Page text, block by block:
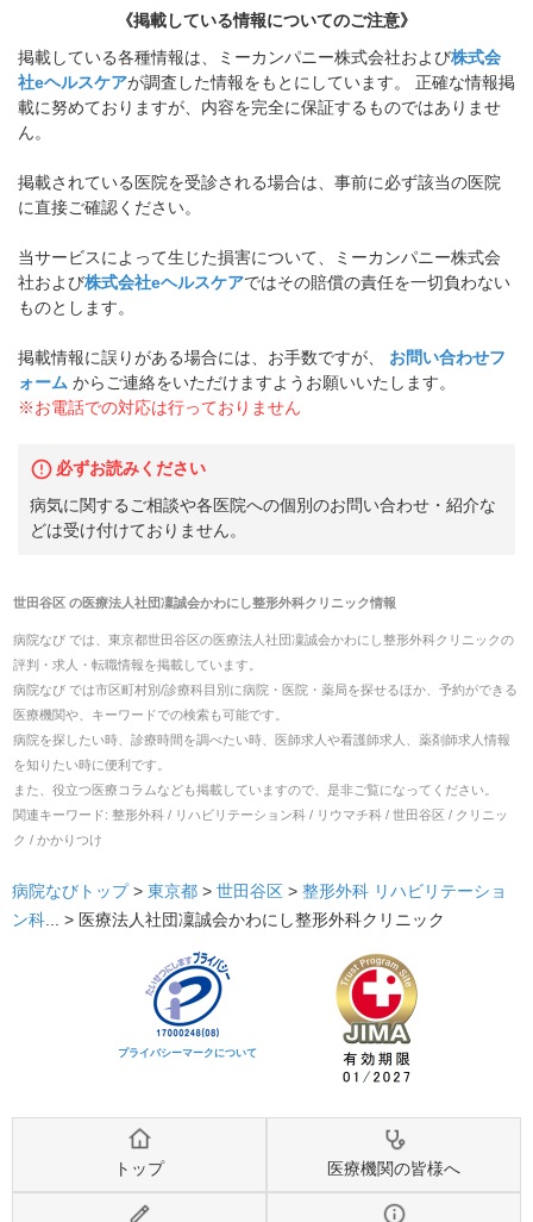
《掲載している情報についてのご注意》
掲載している各種情報は、ミーカンパニー株式会社および株式会
社eヘルスケアが調査した情報をもとにしています。 正確な情報掲
載に努めておりますが、内容を完全に保証するものではありませ
ん。
掲載されている医院を受診される場合は、事前に必ず該当の医院
に直接ご確認ください。
当サービスによって生じた損害について、ミーカンパニー株式会
社および株式会社eヘルスケアではその賠償の責任を一切負わない
ものとします。
掲載情報に誤りがある場合には、お手数ですが、
お問い合わせフ
ォーム からご連絡をいただけますようお願いいたします。
※お電話での対応は行っておりません
必ずお読みください
病気に関するご相談や各医院への個別のお問い合わせ・紹介な
どは受け付けておりません。
世田谷区の医療法人社団凜誠会かわにし整形外科クリニック情報
病院なび では、 東京都世田谷区の医療法人社団凜誠会かわにし整形外科クリニックの
評判・求人・転職情報を掲載しています。
病院なび では市区町村別/診療科目別に病院・医院・薬局を探せるほか、予約ができる
医療機関や、キーワードでの検索も可能です。
病院を探したい時、診療時間を調べたい時、医師求人や看護師求人、薬剤師求人情報
を知りたい時に便利です。
また、役立つ医療コラムなども掲載していますので、是非ご覧になってください。
関連キーワード: 整形外科 / リハビリテーション科 / リウマチ科 / 世田谷区 / クリニッ
ク / かかりつけ
病院なびトップ > 東京都 > 世田谷区 > 整形外科 リハビリテーショ
ン科... > 医療法人社団凜誠会かわにし整形外科クリニック
プライバシーマークについて
トップ 医療機関の皆様へ